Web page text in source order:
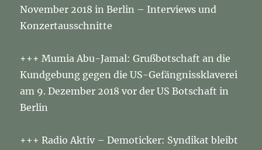
November 2018 in Berlin – Interviews und
Konzertausschnitte
+++ Mumia Abu-Jamal: Grußbotschaft an die
Kundgebung gegen die US-Gefängnissklaverei
am 9. Dezember 2018 vor der US Botschaft in
Berlin
+++ Radio Aktiv – Demoticker: Syndikat bleibt